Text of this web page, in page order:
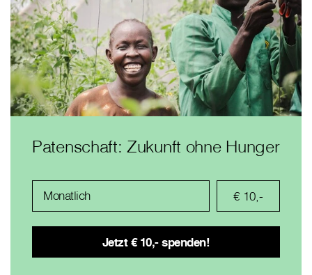
Patenschaft: Zukunft ohne Hunger
Monatlich